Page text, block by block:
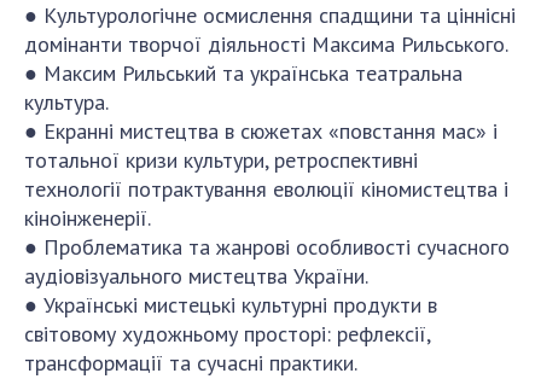
● Культурологічне осмислення спадщини та ціннісні
домінанти творчої діяльності Максима Рильського.
● Максим Рильський та українська театральна
культура.
● Екранні мистецтва в сюжетах «повстання мас» і
тотальної кризи культури, ретроспективні
технології потрактування еволюції кіномистецтва і
кіноінженерії.
● Проблематика та жанрові особливості сучасного
аудіовізуального мистецтва України.
● Українські мистецькі культурні продукти в
світовому художньому просторі: рефлексії,
трансформації та сучасні практики.